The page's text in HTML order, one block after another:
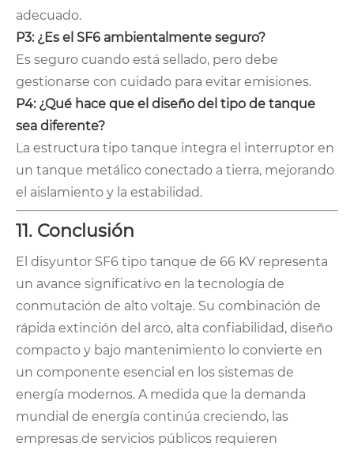
adecuado.
P3: ¿Es el SF6 ambientalmente seguro?
Es seguro cuando está sellado, pero debe
gestionarse con cuidado para evitar emisiones.
P4: ¿Qué hace que el diseño del tipo de tanque
sea diferente?
La estructura tipo tanque integra el interruptor en
un tanque metálico conectado a tierra, mejorando
el aislamiento y la estabilidad.
11. Conclusión
El disyuntor SF6 tipo tanque de 66 KV representa
un avance significativo en la tecnología de
conmutación de alto voltaje. Su combinación de
rápida extinción del arco, alta confiabilidad, diseño
compacto y bajo mantenimiento lo convierte en
un componente esencial en los sistemas de
energía modernos. A medida que la demanda
mundial de energía continúa creciendo, las
empresas de servicios públicos requieren